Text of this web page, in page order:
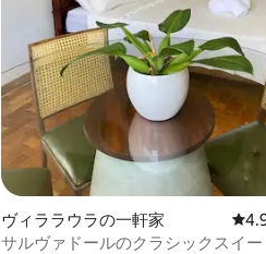
ヴィララウラの一軒家 レ
サルヴァドールのクラシックスイー